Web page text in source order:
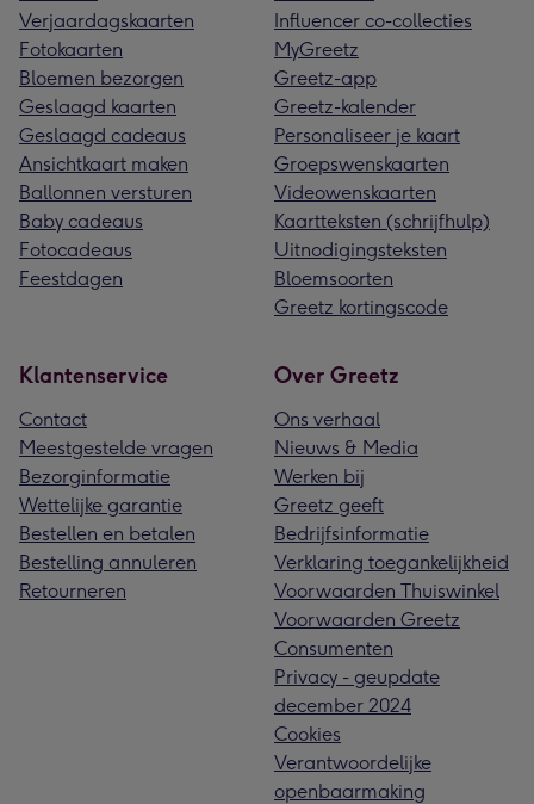
Verjaardagskaarten
Fotokaarten
Bloemen bezorgen
Geslaagd kaarten
Geslaagd cadeaus
Ansichtkaart maken
Ballonnen versturen
Baby cadeaus
Fotocadeaus
Feestdagen
Influencer co-collecties
MyGreetz
Greetz-app
Greetz-kalender
Personaliseer je kaart
Groepswenskaarten
Videowenskaarten
Kaartteksten (schrijfhulp)
Uitnodigingsteksten
Bloemsoorten
Greetz kortingscode
Klantenservice
Contact
Meestgestelde vragen
Bezorginformatie
Wettelijke garantie
Bestellen en betalen
Bestelling annuleren
Retourneren
Over Greetz
Ons verhaal
Nieuws & Media
Werken bij
Greetz geeft
Bedrijfsinformatie
Verklaring toegankelijkheid
Voorwaarden Thuiswinkel
Voorwaarden Greetz
Consumenten
Privacy - geupdate
december 2024
Cookies
Verantwoordelijke
openbaarmaking